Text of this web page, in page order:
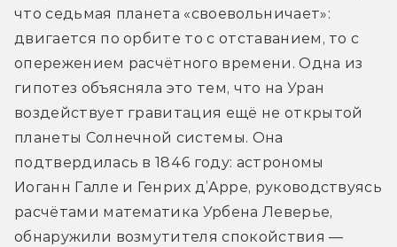
что седьмая планета «своевольничает»:
двигается по орбите то с отставанием, то с
опережением расчётного времени. Одна из
гипотез объясняла это тем, что на Уран
воздействует гравитация ещё не открытой
планеты Солнечной системы. Она
подтвердилась в 1846 году: астрономы
Иоганн Галле и Генрих д’Арре, руководствуясь
расчётами математика Урбена Леверье,
обнаружили возмутителя спокойствия —